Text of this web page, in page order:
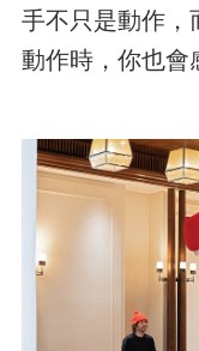
手不只是動作，
動作時，你也會